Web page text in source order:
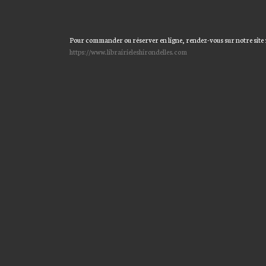
Pour commander ou réserver en ligne, rendez-vous sur notre site :
https://www.librairieleshirondelles.com